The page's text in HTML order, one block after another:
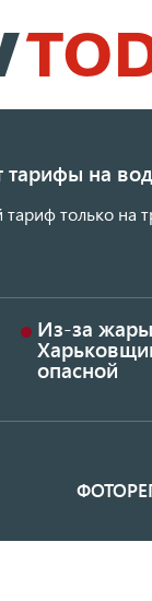
к
основному
тарифы на
только на
Из-за жары
опасной